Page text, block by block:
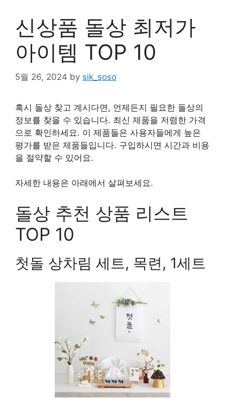
신상품 돌상 최저가
아이템 TOP 10
5월 26, 2024 by sik_soso
혹시 돌상 찾고 계시다면, 언제든지 필요한 돌상의
정보를 찾을 수 있습니다. 최신 제품을 저렴한 가격
으로 확인하세요. 이 제품들은 사용자들에게 높은
평가를 받은 제품들입니다. 구입하시면 시간과 비용
을 절약할 수 있어요.
자세한 내용은 아래에서 살펴보세요.
돌상 추천 상품 리스트
TOP 10
첫돌 상차림 세트, 목련, 1세트